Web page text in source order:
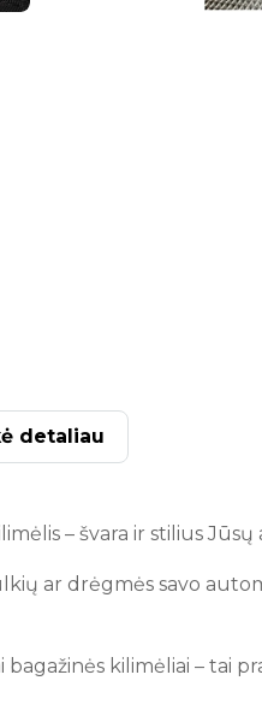
detaliau
– švara ir stilius
ar drėgmės savo
kilimėliai – tai